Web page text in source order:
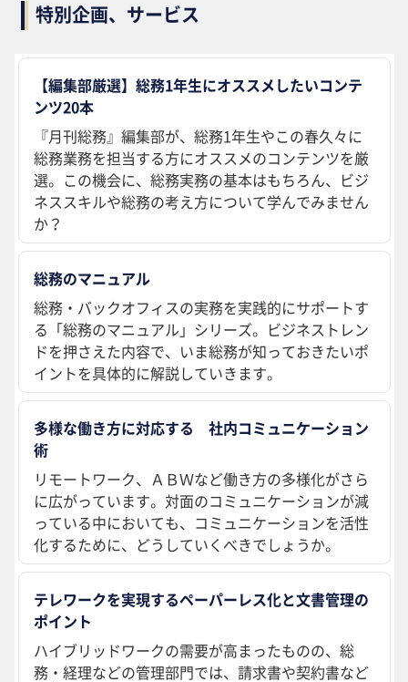
特別企画、サービス
【編集部厳選】総務1年生にオススメしたいコンテ
ンツ20本
『月刊総務』編集部が、総務1年生やこの春久々に
総務業務を担当する方にオススメのコンテンツを厳
選。この機会に、総務実務の基本はもちろん、ビジ
ネススキルや総務の考え方について学んでみません
か？
総務のマニュアル
総務・バックオフィスの実務を実践的にサポートす
る「総務のマニュアル」シリーズ。ビジネストレン
ドを押さえた内容で、いま総務が知っておきたいポ
イントを具体的に解説していきます。
多様な働き方に対応する 社内コミュニケーション
術
リモートワーク、ＡＢＷなど働き方の多様化がさら
に広がっています。対面のコミュニケーションが減
っている中においても、コミュニケーションを活性
化するために、どうしていくべきでしょうか。
テレワークを実現するペーパーレス化と文書管理の
ポイント
ハイブリッドワークの需要が高まったものの、総
務・経理などの管理部門では、請求書や契約書など